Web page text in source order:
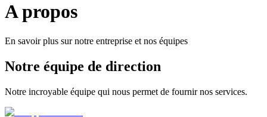
A propos
En savoir plus sur notre entreprise et nos équipes
Notre équipe de direction
Notre incroyable équipe qui nous permet de fournir nos services.